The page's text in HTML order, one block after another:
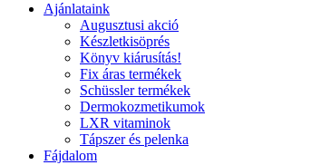
Ajánlataink
Augusztusi akció
Készletkisöprés
Könyv kiárusítás!
Fix áras termékek
Schüssler termékek
Dermokozmetikumok
LXR vitaminok
Tápszer és pelenka
Fájdalom